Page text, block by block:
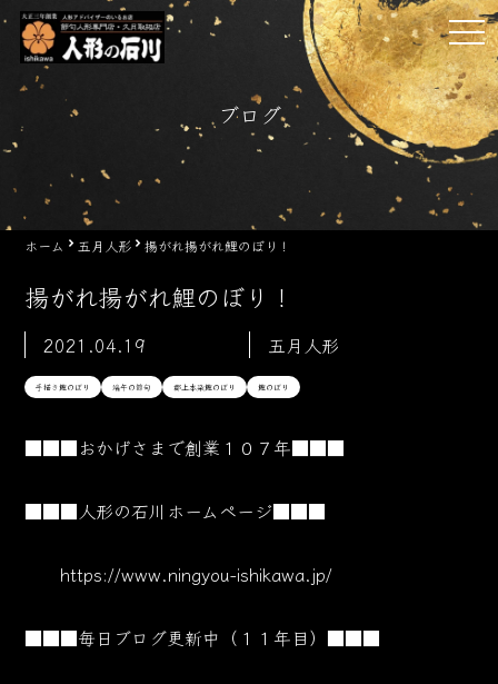
Skip
content
ブログ
ホーム 五月人形 揚がれ揚がれ鯉のぼり！
揚がれ揚がれ鯉のぼり！
2021.04.19 五月人形
手描き鯉のぼり 端午の節句 郡上本染鯉のぼり 鯉のぼり
■■■おかげさまで創業１０７年■■■
■■■人形の石川ホームページ■■■
https://www.ningyou-ishikawa.jp/
■■■毎日ブログ更新中（１１年目）■■■